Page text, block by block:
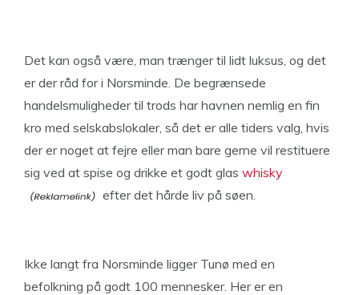
Det kan også være, man trænger til lidt luksus, og det
er der råd for i Norsminde. De begrænsede
handelsmuligheder til trods har havnen nemlig en fin
kro med selskabslokaler, så det er alle tiders valg, hvis
der er noget at fejre eller man bare gerne vil restituere
sig ved at spise og drikke et godt glas whisky
efter det hårde liv på søen.
Ikke langt fra Norsminde ligger Tunø med en
befolkning på godt 100 mennesker. Her er en